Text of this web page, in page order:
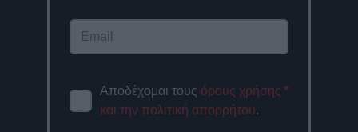
Αποδέχομαι τους όρους χρήσης
και την πολιτική απορρήτου.
*